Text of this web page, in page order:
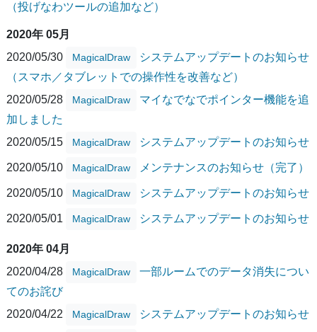
（投げなわツールの追加など）
2020年 05月
2020/05/30
MagicalDraw
システムアップデートのお知らせ
（スマホ／タブレットでの操作性を改善など）
2020/05/28
MagicalDraw
マイなでなでポインター機能を追
加しました
2020/05/15
MagicalDraw システムアップデートのお知らせ
2020/05/10 MagicalDraw メンテナンスのお知らせ（完了）
2020/05/10 MagicalDraw システムアップデートのお知らせ
2020/05/01 MagicalDraw システムアップデートのお知らせ
2020年 04月
2020/04/28
MagicalDraw
一部ルームでのデータ消失につい
てのお詫び
2020/04/22
MagicalDraw システムアップデートのお知らせ